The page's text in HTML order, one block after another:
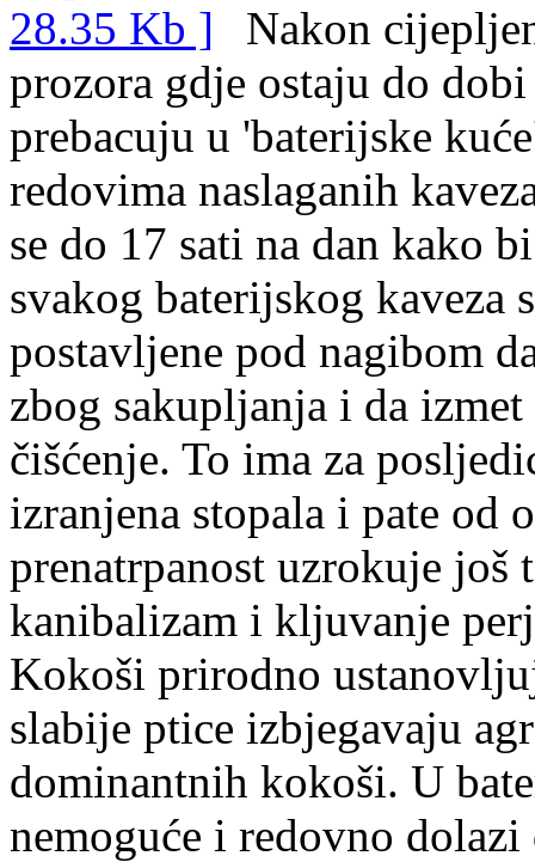
Nakon
prozora gdje ostaju do
prebacuju u 'baterijske
redovima naslaganih
se do 17 sati na dan kako
svakog baterijskog kaveza
postavljene pod nagibom
zbog sakupljanja i da
čišćenje. To ima za
izranjena stopala i pate
prenatrpanost uzrokuje još
kanibalizam i kljuvanje
Kokoši prirodno
slabije ptice izbjegavaju
dominantnih kokoši. U
nemoguće i redovno